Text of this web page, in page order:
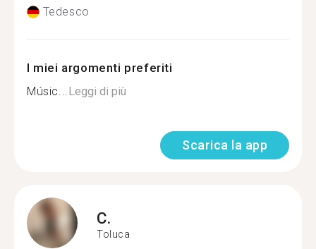
Tedesco
I miei argomenti preferiti
Músic...Leggi di più
Scarica la app
C.
Toluca